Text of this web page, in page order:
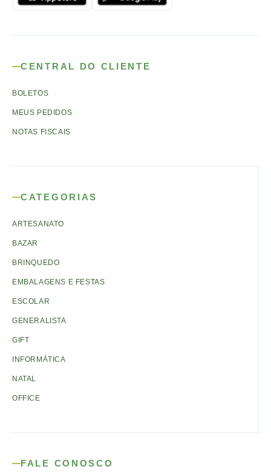
CENTRAL DO CLIENTE
BOLETOS
MEUS PEDIDOS
NOTAS FISCAIS
CATEGORIAS
ARTESANATO
BAZAR
BRINQUEDO
EMBALAGENS E FESTAS
ESCOLAR
GENERALISTA
GIFT
INFORMÁTICA
NATAL
OFFICE
FALE CONOSCO